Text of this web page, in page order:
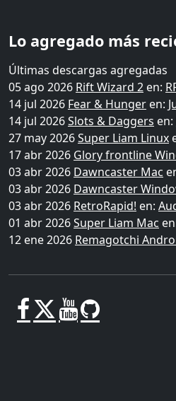
Lo agregado más
Últimas descargas agregadas
05 ago 2026 Rift Wizard 2 en:
14 jul 2026 Fear & Hunger en:
14 jul 2026Slots & Daggers en:
27 may 2026Super Liam Linux
17 abr 2026 Glory frontline
03 abr 2026 Dawncaster Mac
03 abr 2026 Dawncaster
03 abr 2026 RetroRapid! en:
01 abr 2026Super Liam Mac
12 ene 2026 Remagotchi